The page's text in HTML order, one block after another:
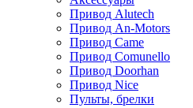
Привод Alutech
Привод An-Motors
Привод Came
Привод Comunello
Привод Doorhan
Привод Nice
Пульты, брелки